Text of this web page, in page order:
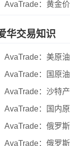
华交易知识